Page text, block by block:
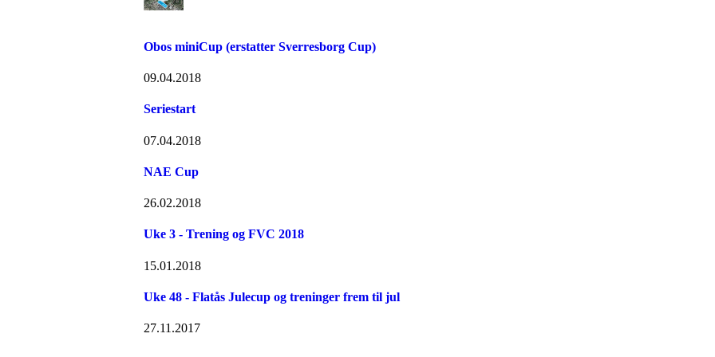
Obos miniCup (erstatter Sverresborg Cup)
09.04.2018
Seriestart
07.04.2018
NAE Cup
26.02.2018
Uke 3 - Trening og FVC 2018
15.01.2018
Uke 48 - Flatås Julecup og treninger frem til jul
27.11.2017